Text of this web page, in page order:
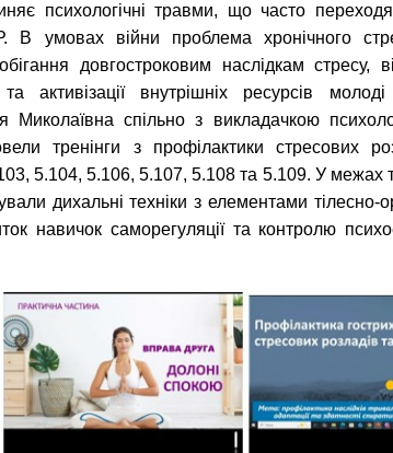
психологічні травми, що часто
В умовах війни проблема хронічного
довгостроковим наслідкам стресу,
активізації внутрішніх ресурсів молоді
Миколаївна спільно з викладачкою
тренінги з профілактики стресових
5.104, 5.106, 5.107, 5.108 та 5.109. У межах
дихальні техніки з елементами тілесно-
навичок саморегуляції та контролю